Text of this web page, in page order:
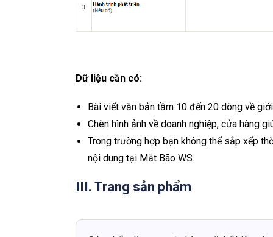
Dữ liệu cần có:
Bài viết văn bản tầm 10 đến 20 dòng về
Chèn hình ảnh về doanh nghiệp, cửa hàng
Trong trường hợp bạn không thể sắp xếp
nội dung tại Mắt Bão WS.
III. Trang sản phẩm